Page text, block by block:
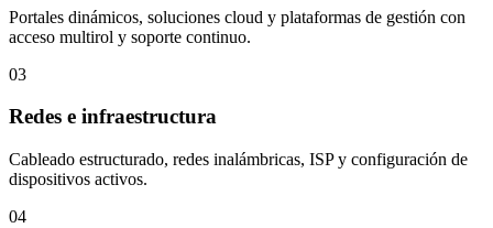
Portales dinámicos, soluciones cloud y plataformas de gestión con
acceso multirol y soporte continuo.
03
Redes e infraestructura
Cableado estructurado, redes inalámbricas, ISP y configuración de
dispositivos activos.
04